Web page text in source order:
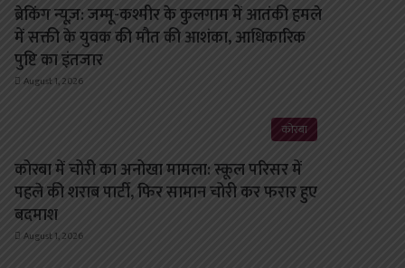
ब्रेकिंग न्यूज़: जम्मू-कश्मीर के कुलगाम में आतंकी हमले
में सक्ती के युवक की मौत की आशंका, आधिकारिक
पुष्टि का इंतजार
August 1, 2026
कोरबा
कोरबा में चोरी का अनोखा मामला: स्कूल परिसर में
पहले की शराब पार्टी, फिर सामान चोरी कर फरार हुए
बदमाश
August 1, 2026